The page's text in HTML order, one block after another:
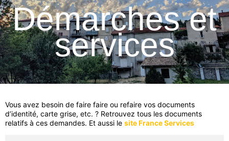
Démarches et
services
Vous avez besoin de faire faire ou refaire vos documents
d’identité, carte grise, etc. ? Retrouvez tous les documents
relatifs à ces demandes. Et aussi le site France Services